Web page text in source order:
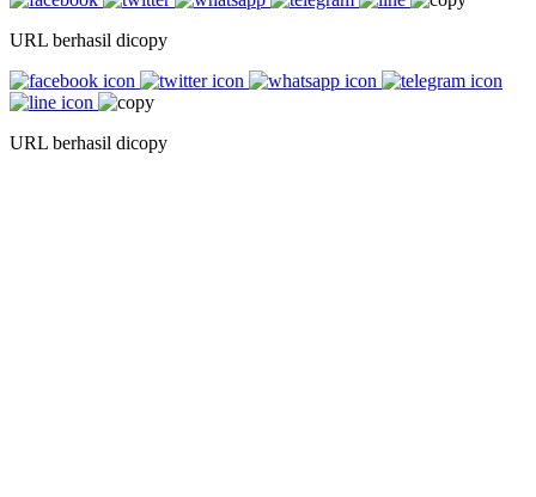
URL berhasil dicopy
URL berhasil dicopy